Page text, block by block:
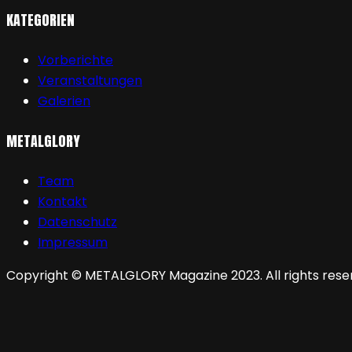
KATEGORIEN
Vorberichte
Veranstaltungen
Galerien
METALGLORY
Team
Kontakt
Datenschutz
Impressum
Copyright © METALGLORY Magazine 2023. All rights